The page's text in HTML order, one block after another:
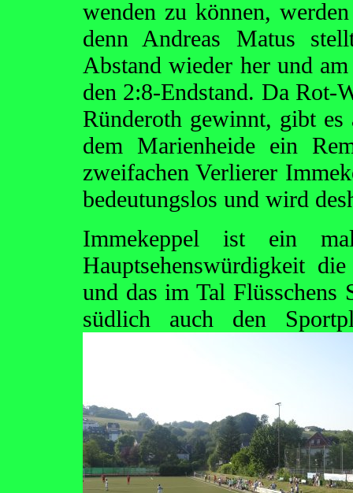
wenden zu können,
denn Andreas Matus
Abstand wieder her und
den 2:8-Endstand. Da Rot-
Ründeroth gewinnt, gibt es
dem Marienheide ein
zweifachen Verlierer
bedeutungslos und wird
Immekeppel ist ein
Hauptsehenswürdigkeit
und das im Tal Flüsschens
südlich auch den